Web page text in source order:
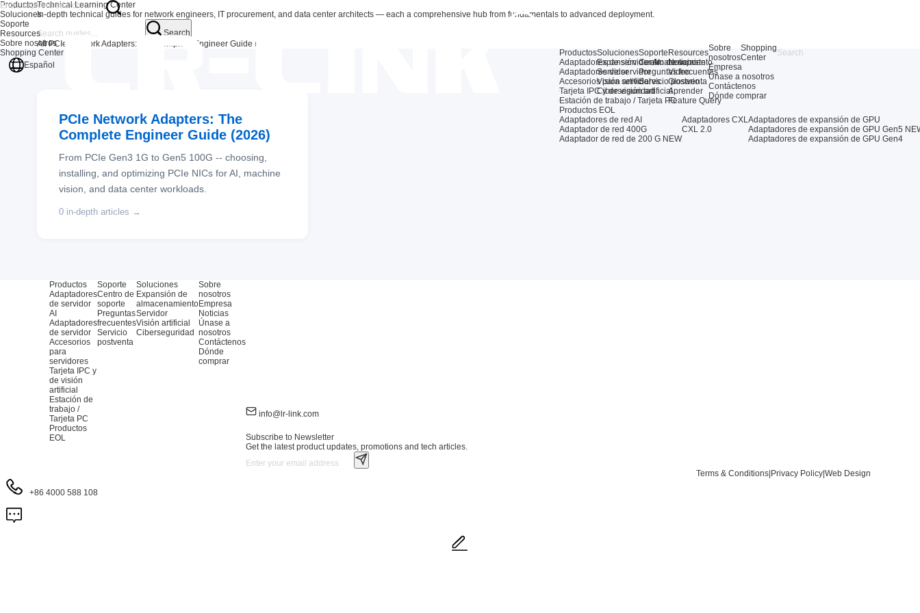
Productos
Adaptadores de servidor AI
Adaptadores de servidor
Accesorios para servidores
Tarjeta IPC y de visión artificial
Estación de trabajo / Tarjeta PC
Productos EOL
Adaptadores de red AI
Adaptador de red 400G
Adaptador de red de 200 G NEW
Adaptadores CXL
CXL 2.0
Adaptadores de expansión de GPU
Adaptadores de expansión de GPU Gen5
Adaptadores de expansión de GPU Gen4
Soluciones
Expansión de almacenamiento
Servidor
Visión artificial
Ciberseguridad
Soporte
Centro de soporte
Preguntas frecuentes
Servicio postventa
Resources
Noticias
Video
Glosario
Aprender
Feature Query
Sobre
nosotros
Empresa
Únase a nosotros
Contáctenos
Dónde comprar
Shopping
Center
Productos
Soluciones
Soporte
Resources
Sobre nosotros
Shopping Center
Español
Technical Learning Center
In-depth technical guides for network engineers, IT procurement, and data center architects — each a comprehensive hub from fundamentals to advanced deployment.
Search
All PCIe Network Adapters: The Complete Engineer Guide (2026)
PCIe Network Adapters: The
Complete Engineer Guide (2026)
From PCIe Gen3 1G to Gen5 100G -- choosing,
installing, and optimizing PCIe NICs for AI, machine
vision, and data center workloads.
0 in-depth articles →
Productos
Adaptadores
de servidor
AI
Adaptadores
de servidor
Accesorios
para
servidores
Tarjeta IPC y
de visión
artificial
Estación de
trabajo /
Tarjeta PC
Productos
EOL
Soporte
Centro de
soporte
Preguntas
frecuentes
Servicio
postventa
Soluciones
Expansión de
almacenamiento
Servidor
Visión artificial
Ciberseguridad
Sobre
nosotros
Empresa
Noticias
Únase a
nosotros
Contáctenos
Dónde
comprar
info@lr-link.com
Subscribe to Newsletter
Get the latest product updates, promotions and tech articles.
Terms & Conditions Privacy Policy Web Design
+86 4000 588 108